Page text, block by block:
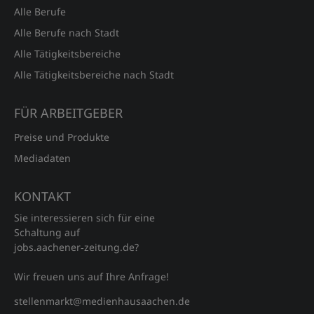
Alle Berufe
Alle Berufe nach Stadt
Alle Tätigkeitsbereiche
Alle Tätigkeitsbereiche nach Stadt
FÜR ARBEITGEBER
Preise und Produkte
Mediadaten
KONTAKT
Sie interessieren sich für eine
Schaltung auf
jobs.aachener‑zeitung.de?
Wir freuen uns auf Ihre Anfrage!
stellenmarkt@medienhausaachen.de